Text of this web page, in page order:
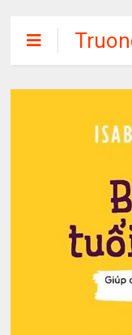
Chia
các
tập